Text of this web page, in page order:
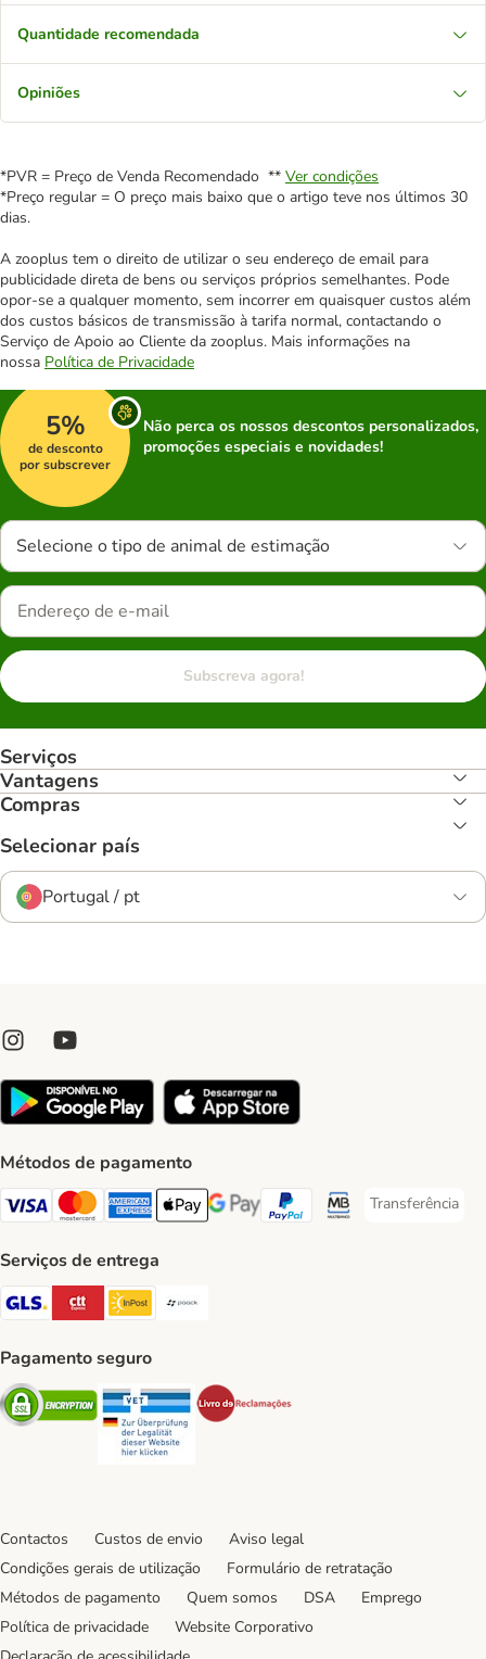
Quantidade recomendada
Opiniões
*PVR = Preço de Venda Recomendado ** Ver condições
*Preço regular = O preço mais baixo que o artigo teve nos últimos 30
dias.
A zooplus tem o direito de utilizar o seu endereço de email para
publicidade direta de bens ou serviços próprios semelhantes. Pode
opor-se a qualquer momento, sem incorrer em quaisquer custos além
dos custos básicos de transmissão à tarifa normal, contactando o
Serviço de Apoio ao Cliente da zooplus. Mais informações na
nossa Política de Privacidade
5%
de desconto
por subscrever
Não perca os nossos descontos personalizados,
promoções especiais e novidades!
Selecione o tipo de animal de estimação
Subscreva agora!
Serviços
Vantagens
Compras
Selecionar país
Portugal / pt
Métodos de pagamento
Visa Payment Method
Mastercard Payment Method
American Express Payment Method
Apple Pay Payment Method
Google Pay Payment Method
PayPal Payment Method
Multibanco Payment
Transferência
Transferência
Serviços de entrega
GLS Shipping Method
CTTExpress Shipping Method
InPost Shipping Method
Pagamento seguro
Security Security
Contactos Custos de envio
Aviso legal
Condições gerais de utilização
Formulário de retratação
Métodos de pagamento
Quem somos DSA
Emprego
Política de privacidade
Website Corporativo